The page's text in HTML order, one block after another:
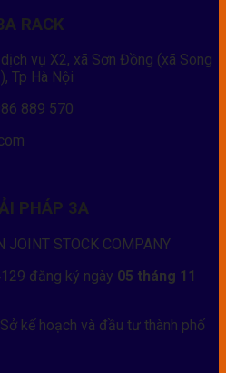
RACK
vụ X2, xã Sơn Đồng (xã Song
Tp Hà Nội
889 570
PHÁP 3A
JOINT STOCK COMPANY
đăng ký ngày 05 tháng 11
kế hoạch và đầu tư thành phố